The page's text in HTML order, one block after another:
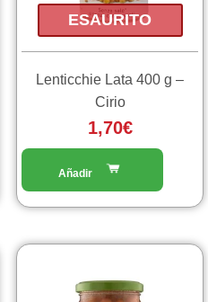
ESAURITO
Lenticchie Lata 400 g –
Cirio
1,70€